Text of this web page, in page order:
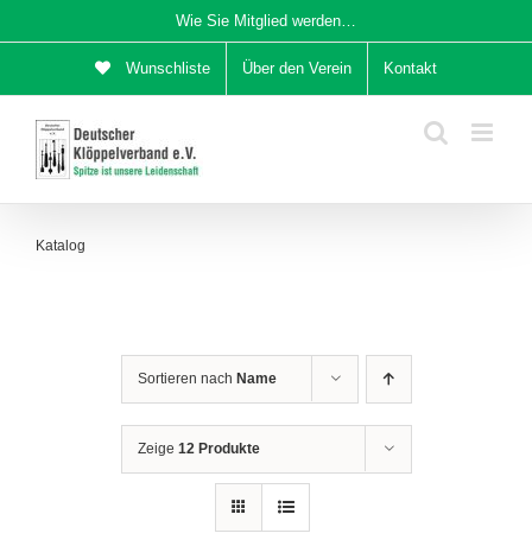
Inhalt
Wie Sie Mitglied werden…
Wunschliste Über den Verein Kontakt
Katalog
Sortieren nach Name
Zeige 12 Produkte